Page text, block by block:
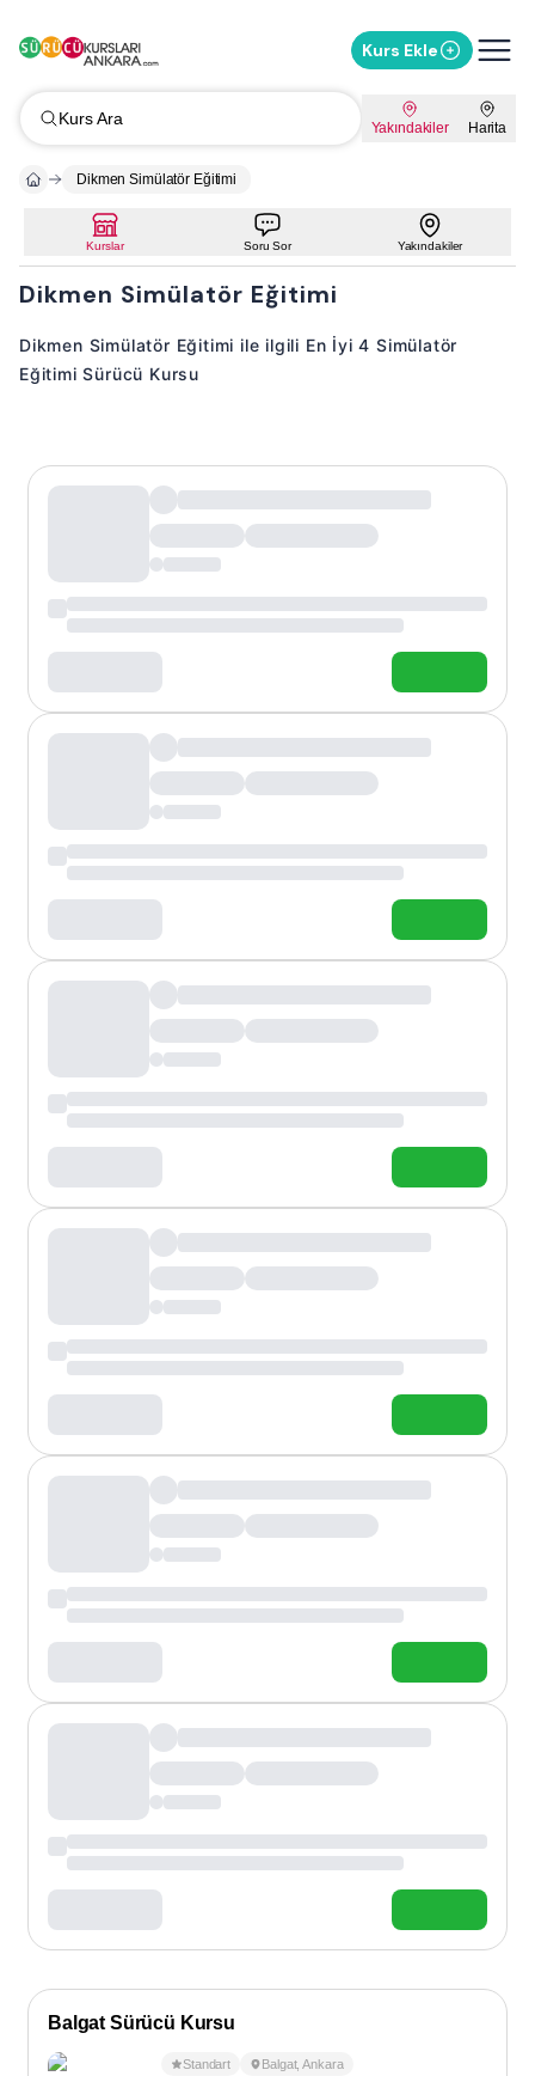
Kurs Ekle
Kurs Ara Yakındakiler Harita
Dikmen Simülatör Eğitimi
Kurslar Soru Sor Yakındakiler
Dikmen Simülatör Eğitimi
Dikmen Simülatör Eğitimi ile ilgili En İyi 4 Simülatör
Eğitimi Sürücü Kursu
Balgat Sürücü Kursu
Standart Balgat,Ankara